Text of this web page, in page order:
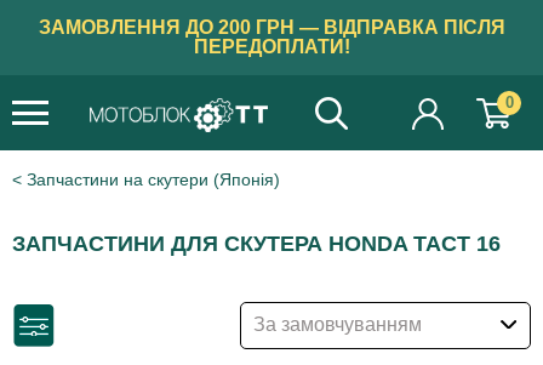
ЗАМОВЛЕННЯ ДО 200 ГРН — ВІДПРАВКА ПІСЛЯ
ПЕРЕДОПЛАТИ!
0
Запчастини на скутери (Японія)
ЗАПЧАСТИНИ ДЛЯ СКУТЕРА HONDA TACT 16
За замовчуванням